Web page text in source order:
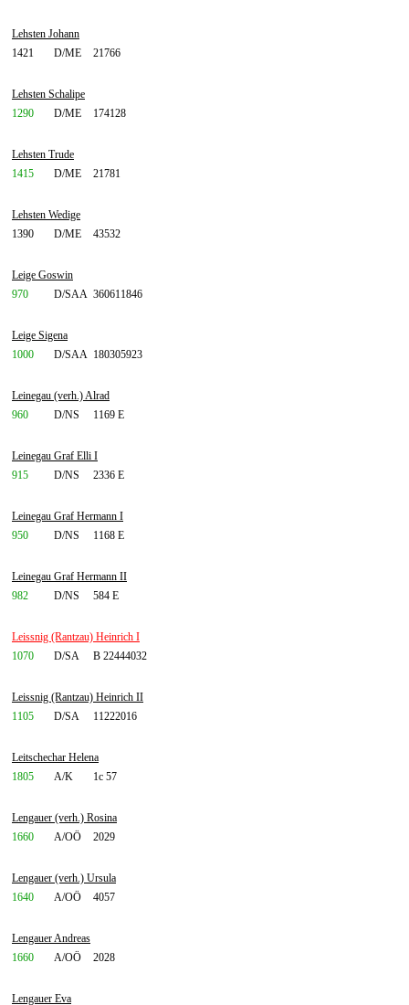
Lehsten Johann
1421
D/ME 21766
Lehsten Schalipe
1290
D/ME 174128
Lehsten Trude
1415
D/ME 21781
Lehsten Wedige
1390
D/ME 43532
Leige Goswin
970
D/SAA 360611846
Leige Sigena
1000
D/SAA 180305923
Leinegau (verh.) Alrad
960
D/NS 1169 E
Leinegau Graf Elli I
915
D/NS 2336 E
Leinegau Graf Hermann I
950
D/NS 1168 E
Leinegau Graf Hermann II
982
D/NS 584 E
Leissnig (Rantzau) Heinrich I
1070
D/SA B 22444032
Leissnig (Rantzau) Heinrich II
1105
D/SA 11222016
Leitschechar Helena
1805
A/K 1c 57
Lengauer (verh.) Rosina
1660
A/OÖ 2029
Lengauer (verh.) Ursula
1640
A/OÖ 4057
Lengauer Andreas
1660
A/OÖ 2028
Lengauer Eva